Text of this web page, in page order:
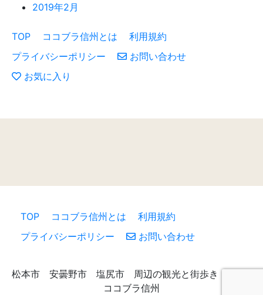
2019年2月
TOP ココブラ信州とは
利用規約
プライバシーポリシー
お問い合わせ
お気に入り
TOP ココブラ信州とは
利用規約
プライバシーポリシー
お問い合わせ
松本市 安曇野市 塩尻市 周辺の観光と街歩き （c）
ココブラ信州